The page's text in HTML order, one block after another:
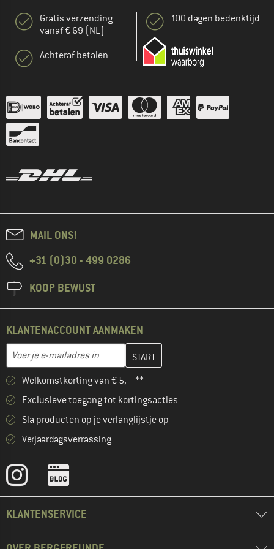
Gratis verzending
vanaf € 69 (NL)
Achteraf betalen
100 dagen bedenktijd
MAIL ONS!
+31 (0)30 - 499 0286
KOOP BEWUST
KLANTENACCOUNT AANMAKEN
E-mailadres
Vul je e-mailadres hier in en maak in de volgende stap je
Welkomstkorting van € 5,- **
Exclusieve toegang tot kortingsacties
Sla producten op je verlanglijstje op
Verjaardagsverrassing
KLANTENSERVICE